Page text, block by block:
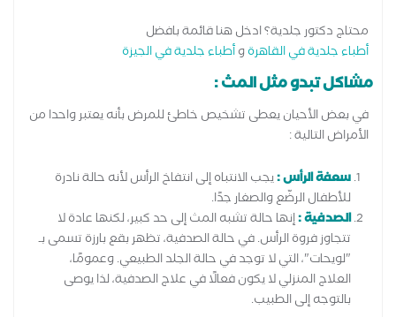
محتاج دكتور جلدية؟ ادخل هنا قائمة بافضل
أطباء جلدية في القاهرةوأطباء جلدية في الجيزة
مشاكل تبدو مثل المث :
في بعض الأحيان يعطى تشخيص خاطئ للمرض بأنه يعتبر واحدا من
الأمراض التالية :
سعفة الرأس :يجب الانتباه إلى انتفاخ الرأس لأنه حالة نادرة
للأطفال الرضّع والصغار جدًا.
الصدفية :إنها حالة تشبه المث إلى حد كبير، لكنها عادة لا
تتجاوز فروة الرأس. في حالة الصدفية، تظهر بقع بارزة تسمى بـ
"لويحات"، التي لا توجد في حالة الجلد الطبيعي. وعمومًا،
العلاج المنزلي لا يكون فعالًا في علاج الصدفية، لذا يوصى
بالتوجه إلى الطبيب.